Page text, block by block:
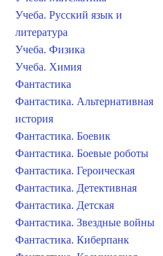
Учеба. Русский язык и
литература
Учеба. Физика
Учеба. Химия
Фантастика
Фантастика. Альтернативная
история
Фантастика. Боевик
Фантастика. Боевые роботы
Фантастика. Героическая
Фантастика. Детективная
Фантастика. Детская
Фантастика. Звездные войны
Фантастика. Киберпанк